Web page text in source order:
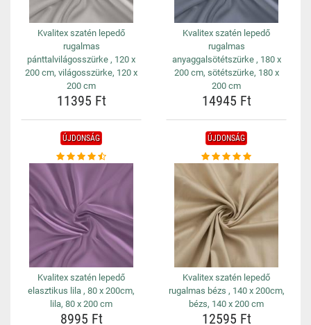
Kvalitex szatén lepedő
rugalmas
pánttalvilágosszürke , 120 x
200 cm, világosszürke, 120 x
200 cm
11395 Ft
Kvalitex szatén lepedő
rugalmas
anyaggalsötétszürke , 180 x
200 cm, sötétszürke, 180 x
200 cm
14945 Ft
ÚJDONSÁG
Kvalitex szatén lepedő
elasztikus lila , 80 x 200cm,
lila, 80 x 200 cm
8995 Ft
ÚJDONSÁG
Kvalitex szatén lepedő
rugalmas bézs , 140 x 200cm,
bézs, 140 x 200 cm
12595 Ft